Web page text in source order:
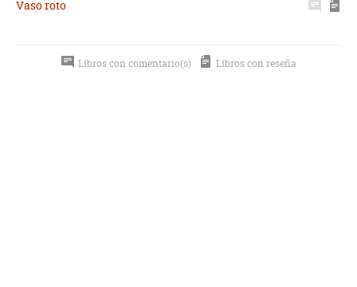
Vaso roto
Libros con comentario(s) Libros con reseña